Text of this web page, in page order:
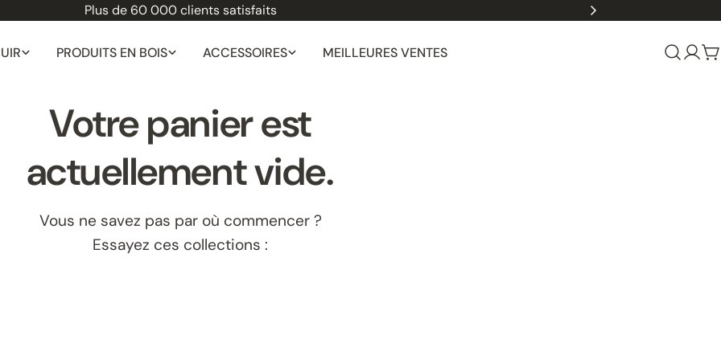
Choisi par les architectes d'intérieur et les fabricants de meubles
PRODUITS EN BOIS ACCESSOIRES MEILLEURES VENTES
Se
Votre panier est
actuellement vide.
Vous ne savez pas par où commencer ?
Essayez ces collections :